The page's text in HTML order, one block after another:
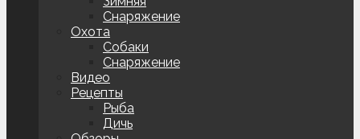
Снаряжение
Охота
Собаки
Снаряжение
Видео
Рецепты
Рыба
Дичь